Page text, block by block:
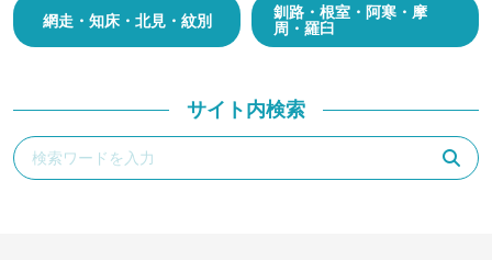
網走・知床・北見・紋別 釧路・根室・阿寒・摩
周・羅臼
サイト内検索